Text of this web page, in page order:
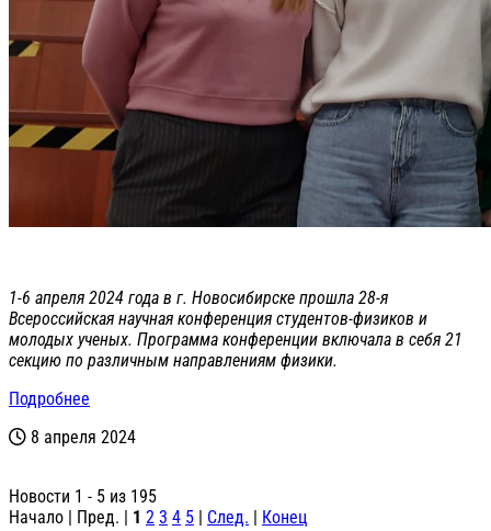
1-6 апреля 2024 года в г. Новосибирске прошла 28-я
Всероссийская научная конференция студентов-физиков и
молодых ученых. Программа конференции включала в себя 21
секцию по различным направлениям физики.
Подробнее
8 апреля 2024
Новости 1 - 5 из 195
Начало | Пред. | 1 2 3 4 5 | След. | Конец